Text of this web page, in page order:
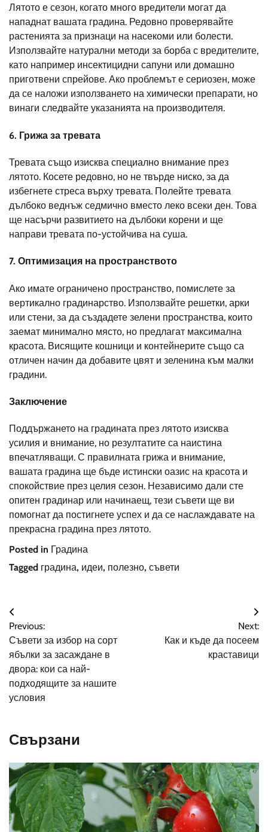
Лятото е сезон, когато много вредители могат да
нападнат вашата градина. Редовно проверявайте
растенията за признаци на насекоми или болести.
Използвайте натурални методи за борба с вредителите,
като например инсектицидни сапуни или домашно
приготвени спрейове. Ако проблемът е сериозен, може
да се наложи използването на химически препарати, но
винаги следвайте указанията на производителя.
6. Грижа за тревата
Тревата също изисква специално внимание през
лятото. Косете редовно, но не твърде ниско, за да
избегнете стреса върху тревата. Полейте тревата
дълбоко веднъж седмично вместо леко всеки ден. Това
ще насърчи развитието на дълбоки корени и ще
направи тревата по-устойчива на суша.
7. Оптимизация на пространството
Ако имате ограничено пространство, помислете за
вертикално градинарство. Използвайте решетки, арки
или стени, за да създадете зелени пространства, които
заемат минимално място, но предлагат максимална
красота. Висящите кошници и контейнерите също са
отличен начин да добавите цвят и зеленина към малки
градини.
Заключение
Поддържането на градината през лятото изисква
усилия и внимание, но резултатите са наистина
впечатляващи. С правилната грижа и внимание,
вашата градина ще бъде истински оазис на красота и
спокойствие през целия сезон. Независимо дали сте
опитен градинар или начинаещ, тези съвети ще ви
помогнат да постигнете успех и да се наслаждавате на
прекрасна градина през лятото.
Posted in Градина
Tagged градина, идеи, полезно, съвети
Навигация
Previous:
Съвети за избор на сорт
ябълки за засаждане в
двора: кои са най-
подходящите за нашите
условия
Next:
Как и къде да посеем
краставици
Свързани